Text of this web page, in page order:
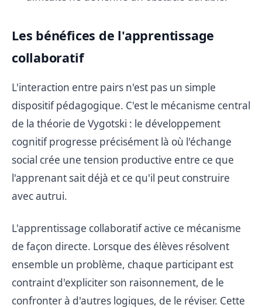
Les bénéfices de l'apprentissage
collaboratif
L'interaction entre pairs n'est pas un simple
dispositif pédagogique. C'est le mécanisme central
de la théorie de Vygotski : le développement
cognitif progresse précisément là où l'échange
social crée une tension productive entre ce que
l'apprenant sait déjà et ce qu'il peut construire
avec autrui.
L'apprentissage collaboratif active ce mécanisme
de façon directe. Lorsque des élèves résolvent
ensemble un problème, chaque participant est
contraint d'expliciter son raisonnement, de le
confronter à d'autres logiques, de le réviser. Cette